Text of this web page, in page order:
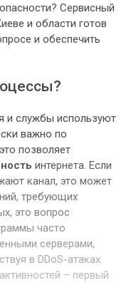
Сервисный
и области готов
и обеспечить
и службы используют
важно по
позволяет
интернета. Если
канал, это может
требующих
это вопрос
часто
серверами,
в DDoS-атаках.
– первый